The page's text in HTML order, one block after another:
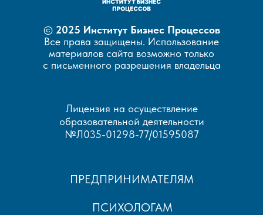
Лицензия на осуществление
образовательной деятельности
№Л035-01298-77/01595087
ПСИХОЛОГАМ
ПРЕДПРИНИМАТЕЛЯМ
© 2025 Институт Бизнес Процессов
Все права защищены. Использование
материалов сайта возможно только
с письменного разрешения владельца